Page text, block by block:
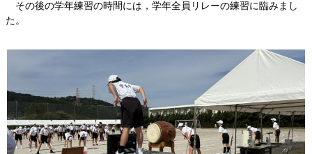
その後の学年練習の時間には，学年全員リレーの練習に臨みまし
た。